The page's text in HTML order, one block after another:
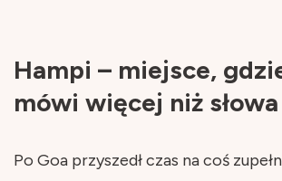
Hampi – miejsce,
mówi więcej niż słowa
Po Goa przyszedł czas na coś